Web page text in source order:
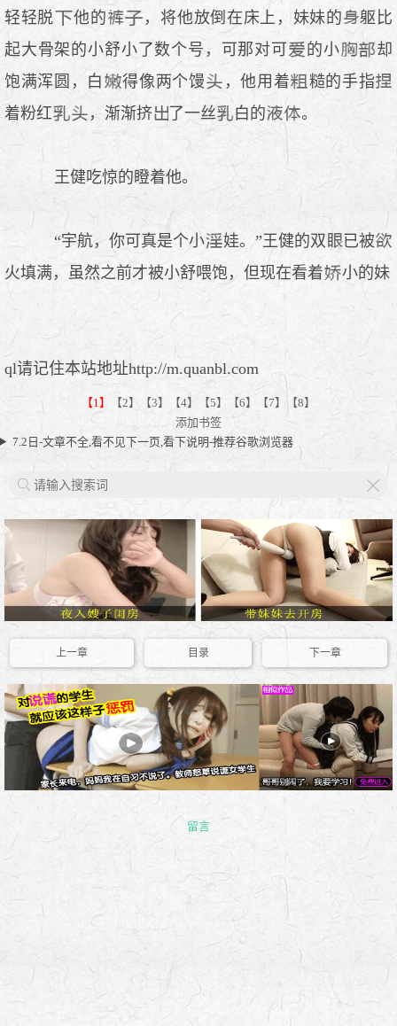
轻轻脱
他的 ，将他放倒在床上，妹妹的
躯比
起大骨架的小舒小了数个号，可那对可
的小
却
饱满浑圆，白
得像两个馒 ，他用着
糙的手指
着粉红
，渐渐挤 了一丝 白的 。
王健吃惊的瞪着他。
“宇航，你可真是个小 娃。”王健的双
已被
火填满，虽然之前才被小舒喂饱，但现在看着
小的妹
ql请记住本站地址http://m.quanbl.com
【1】 【2】 【3】 【4】 【5】 【6】 【7】
【8】
添加书签
7.2日-文章不全,看不见下一页,看下说明-推荐谷歌浏览器
上一章 目录 下一章
留言